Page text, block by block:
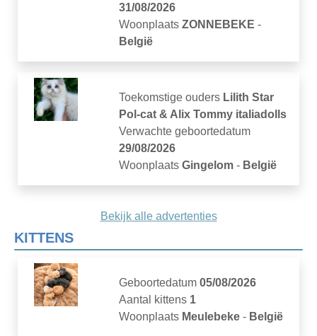
31/08/2026
Woonplaats ZONNEBEKE -
België
Toekomstige ouders Lilith Star
Pol-cat & Alix Tommy italiadolls
Verwachte geboortedatum
29/08/2026
Woonplaats Gingelom- België
Bekijk alle advertenties
KITTENS
Geboortedatum 05/08/2026
Aantal kittens 1
Woonplaats Meulebeke- België